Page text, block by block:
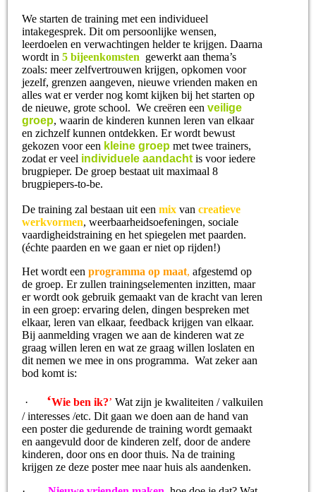
We starten de training met een individueel
intakegesprek. Dit om persoonlijke wensen,
leerdoelen en verwachtingen helder te krijgen. Daarna
wordt in5 bijeenkomsten gewerkt aan thema’s
zoals: meer zelfvertrouwen krijgen, opkomen voor
jezelf, grenzen aangeven, nieuwe vrienden maken en
alles wat er verder nog komt kijken bij het starten op
de nieuwe, grote school. We creëren een veilige
groep, waarin de kinderen kunnen leren van elkaar
en zichzelf kunnen ontdekken. Er wordt bewust
gekozen voor een kleine groep met twee trainers,
zodat er veel individuele aandacht is voor iedere
brugpieper. De groep bestaat uit maximaal 8
brugpiepers-to-be.
De training zal bestaan uit eenmix vancreatieve
werkvormen, weerbaarheidsoefeningen, sociale
vaardigheidstraining en het spiegelen met paarden.
(échte paarden en we gaan er niet op rijden!)
Het wordt eenprogramma op maat, afgestemd op
de groep. Er zullen trainingselementen inzitten, maar
er wordt ook gebruik gemaakt van de kracht van leren
in een groep: ervaring delen, dingen bespreken met
elkaar, leren van elkaar, feedback krijgen van elkaar.
Bij aanmelding vragen we aan de kinderen wat ze
graag willen leren en wat ze graag willen loslaten en
dit nemen we mee in ons programma. Wat zeker aan
bod komt is:
· ‘Wie ben ik?’Wat zijn je kwaliteiten / valkuilen
/ interesses /etc. Dit gaan we doen aan de hand van
een poster die gedurende de training wordt gemaakt
en aangevuld door de kinderen zelf, door de andere
kinderen, door ons en door thuis. Na de training
krijgen ze deze poster mee naar huis als aandenken.